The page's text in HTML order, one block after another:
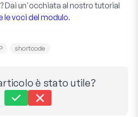
Dai un'occhiata al nostro tutorial
le voci del modulo.
shortcode
è stato utile?